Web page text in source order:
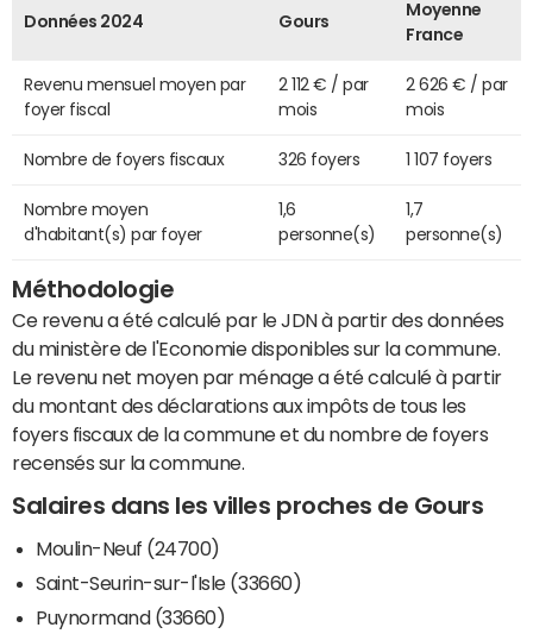
Données 2024 Gours
Moyenne
France
Revenu mensuel moyen par
foyer fiscal
2 112 € / par
mois
2 626 € / par
mois
Nombre de foyers fiscaux 326 foyers 1 107 foyers
Nombre moyen
d'habitant(s) par foyer
1,6
personne(s)
1,7
personne(s)
Méthodologie
Ce revenu a été calculé par le JDN à partir des données
du ministère de l'Economie disponibles sur la commune.
Le revenu net moyen par ménage a été calculé à partir
du montant des déclarations aux impôts de tous les
foyers fiscaux de la commune et du nombre de foyers
recensés sur la commune.
Salaires dans les villes proches de Gours
Moulin-Neuf (24700)
Saint-Seurin-sur-l'Isle (33660)
Puynormand (33660)